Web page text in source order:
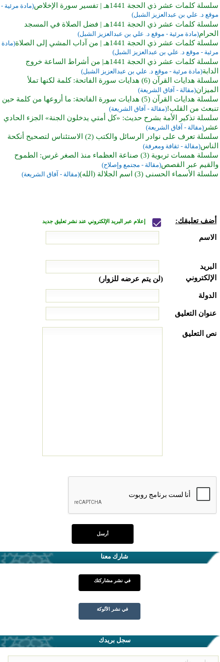
سلسلة كلمات عشر ذي الحجة 1441هـ | تفسير سورة الإخلاص (مادة مرئية -
موقع د. علي بن عبدالعزيز الشبل)
سلسلة كلمات عشر ذي الحجة 1441هـ | فضل الصلاة في المسجد
الحرام(مادة مرئية - موقع د. علي بن عبدالعزيز الشبل)
سلسلة كلمات عشر ذي الحجة 1441هـ | من آداب المشي إلى الصلاة (مادة
مرئية - موقع د. علي بن عبدالعزيز الشبل)
سلسلة كلمات عشر ذي الحجة 1441هـ| من أشراط الساعة خروج
الدابة(مادة مرئية - موقع د. علي بن عبدالعزيز الشبل)
سلسلة هدايات القرآن (6) هدايات سورة الفاتحة: كلمة لكنها تملأ
الميزان(مقالة - آفاق الشريعة)
سلسلة هدايات القرآن (5) هدايات سورة الفاتحة: ما أروعها من كلمة حين
تنبعث من القلب!(مقالة - آفاق الشريعة)
سلسلة تذكير الأمة بشرح حديث: «كل أمتي يدخلون الجنة» الجزء الحادي
عشر (مقالة - آفاق الشريعة)
سلسلة تعرف على نوادر الرسائل والكتب (2) الاستئناس لتصحيح أنكحة
الناس(مقالة - ثقافة ومعرفة)
سلسلة همسات تربوية (3) صناعة العظماء منذ الصغر غرس: الطموح
والقيم عبر القصص(مقالة - مجتمع وإصلاح)
سلسلة الأسماء الحسنى (3) اسم الجلالة (الله) (مقالة - آفاق الشريعة)
أضف تعليقك: إعلام عبر البريد الإلكتروني عند نشر تعليق جديد
الاسم
البريد
الإلكتروني
(لن يتم عرضه للزوار)
الدولة
عنوان التعليق
نص التعليق
شارك معنا
في نشر مشاركتك
في نشر الألوكة
سجل بريدك